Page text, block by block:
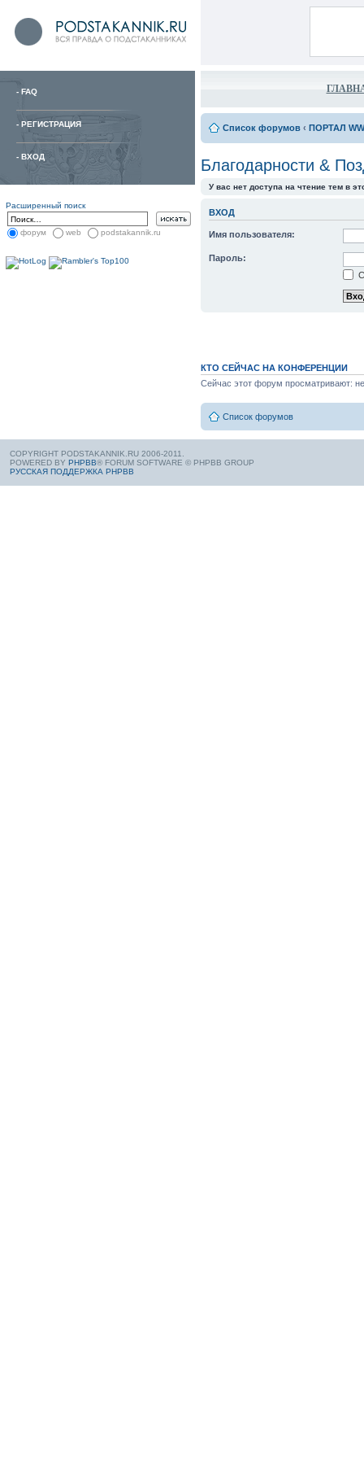
- FAQ
- РЕГИСТРАЦИЯ
- ВХОД
Расширенный поиск
форум web podstakannik.ru
Список форумов ‹ ПОРТАЛ
Благодарности &
У вас нет доступа на чтение тем в
ВХОД
Имя пользователя:
Пароль:
КТО СЕЙЧАС НА КОНФЕРЕНЦИИ
Сейчас этот форум просматривают:
Список форумов
COPYRIGHT PODSTAKANNIK.RU 2006-2011.
POWERED BY PHPBB® FORUM SOFTWARE © PHPBB GROUP
РУССКАЯ ПОДДЕРЖКА PHPBB